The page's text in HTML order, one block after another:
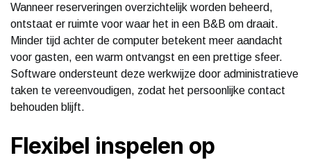
Wanneer reserveringen overzichtelijk worden beheerd,
ontstaat er ruimte voor waar het in een B&B om draait.
Minder tijd achter de computer betekent meer aandacht
voor gasten, een warm ontvangst en een prettige sfeer.
Software ondersteunt deze werkwijze door administratieve
taken te vereenvoudigen, zodat het persoonlijke contact
behouden blijft.
Flexibel inspelen op